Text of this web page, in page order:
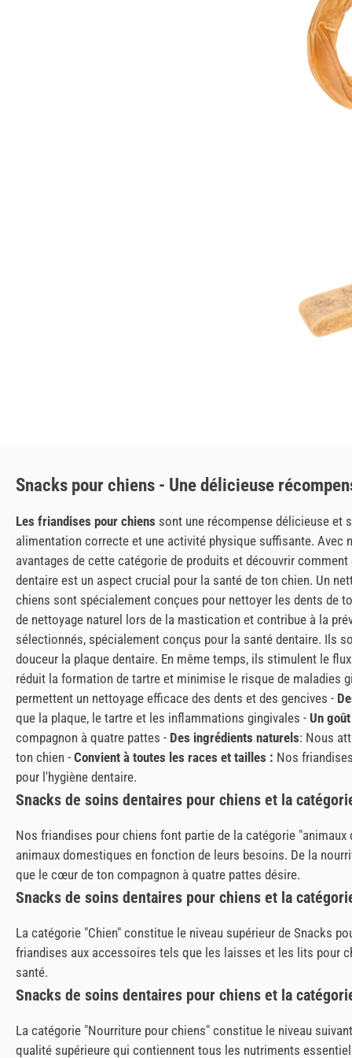
Snacks pour chiens - Une délicieuse
Les friandises pour chiens sont une récompense délicieuse et
alimentation correcte et une activité physique suffisante.
avantages de cette catégorie de produits et découvrir
dentaire est un aspect crucial pour la santé de ton chien. Un
chiens sont spécialement conçues pour nettoyer les dents de
de nettoyage naturel lors de la mastication et contribue à la
sélectionnés, spécialement conçus pour la santé dentaire. Ils
douceur la plaque dentaire. En même temps, ils stimulent le
réduit la formation de tartre et minimise le risque de maladies
permettent un nettoyage efficace des dents et des gencives -
que la plaque, le tartre et les inflammations gingivales - Un
compagnon à quatre pattes - Des ingrédients naturels: Nous
ton chien - Convient à toutes les races et tailles : Nos
pour l'hygiène dentaire.
Snacks de soins dentaires pour chiens et la
Nos friandises pour chiens font partie de la catégorie
animaux domestiques en fonction de leurs besoins. De la
que le cœur de ton compagnon à quatre pattes désire.
Snacks de soins dentaires pour chiens et la
La catégorie "Chien" constitue le niveau supérieur de Snacks
friandises aux accessoires tels que les laisses et les lits pour
santé.
Snacks de soins dentaires pour chiens et la
La catégorie "Nourriture pour chiens" constitue le niveau
qualité supérieure qui contiennent tous les nutriments